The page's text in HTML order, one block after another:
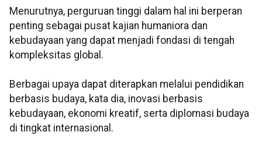
Menurutnya, perguruan tinggi dalam hal ini berperan
penting sebagai pusat kajian humaniora dan
kebudayaan yang dapat menjadi fondasi di tengah
kompleksitas global.
Berbagai upaya dapat diterapkan melalui pendidikan
berbasis budaya, kata dia, inovasi berbasis
kebudayaan, ekonomi kreatif, serta diplomasi budaya
di tingkat internasional.